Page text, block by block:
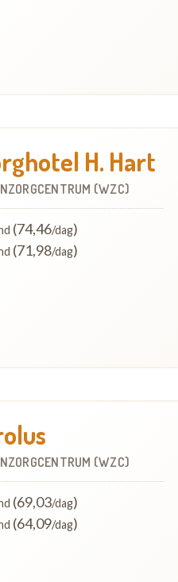
H. Hart
(WZC)
(74,46/dag)
(71,98/dag)
(WZC)
(69,03/dag)
(64,09/dag)